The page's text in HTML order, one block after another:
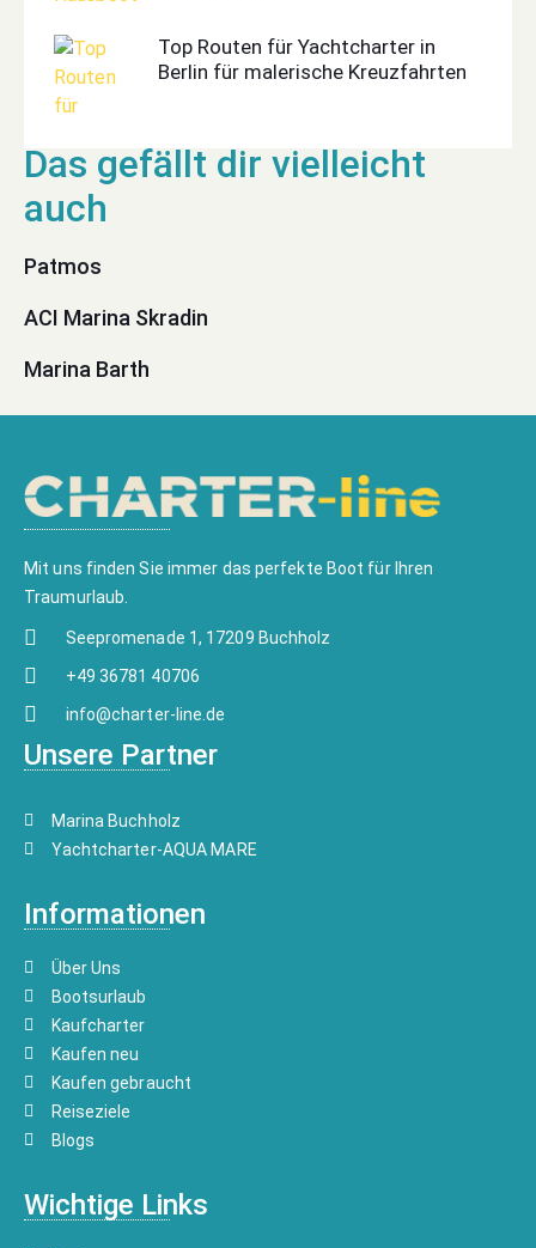
Top Routen für Yachtcharter in
Berlin für malerische Kreuzfahrten
Patmos
ACI Marina Skradin
Marina Barth
Mit uns finden Sie immer das perfekte Boot für Ihren
Traumurlaub.
Seepromenade 1, 17209 Buchholz
+49 36781 40706
info@charter-line.de
Unsere Partner
Marina Buchholz
Yachtcharter-AQUA MARE
Informationen
Über Uns
Bootsurlaub
Kaufcharter
Kaufen neu
Kaufen gebraucht
Reiseziele
Blogs
Wichtige Links